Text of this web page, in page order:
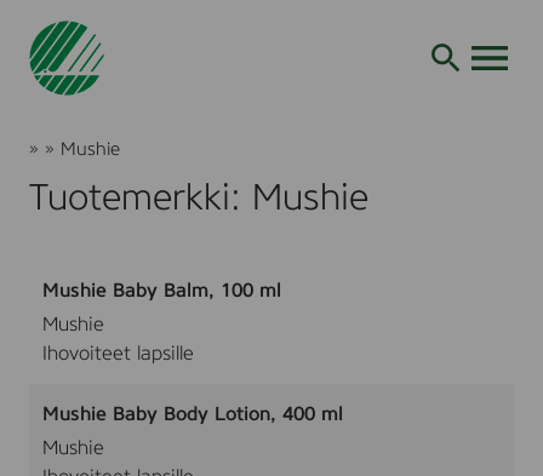
Siirry
Joutsenmerkki
» » Mushie
Tuotemerkki: Mushie
Mushie Baby Balm, 100 ml
Mushie
Ihovoiteet lapsille
Mushie Baby Body Lotion, 400 ml
Mushie